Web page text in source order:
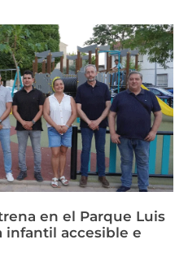
en el Parque Luis
infantil accesible e